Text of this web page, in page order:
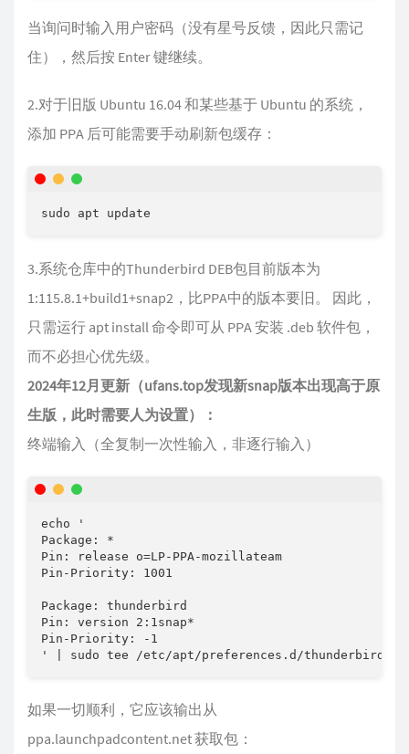
当询问时输入用户密码（没有星号反馈，因此只需记
住），然后按 Enter 键继续。
2.对于旧版 Ubuntu 16.04 和某些基于 Ubuntu 的系统，
添加 PPA 后可能需要手动刷新包缓存：
3.系统仓库中的Thunderbird DEB包目前版本为
1:115.8.1+build1+snap2，比PPA中的版本要旧。 因此，
只需运行 apt install 命令即可从 PPA 安装 .deb 软件包，
而不必担心优先级。
2024年12月更新（ufans.top发现新snap版本出现高于原
生版，此时需要人为设置）：
终端输入（全复制一次性输入，非逐行输入）
echo '
Package: *
Pin: release o=LP-PPA-mozillateam
Pin-Priority: 1001
Package: thunderbird
Pin: version 2:1snap*
Pin-Priority: -1
如果一切顺利，它应该输出从
ppa.launchpadcontent.net 获取包：